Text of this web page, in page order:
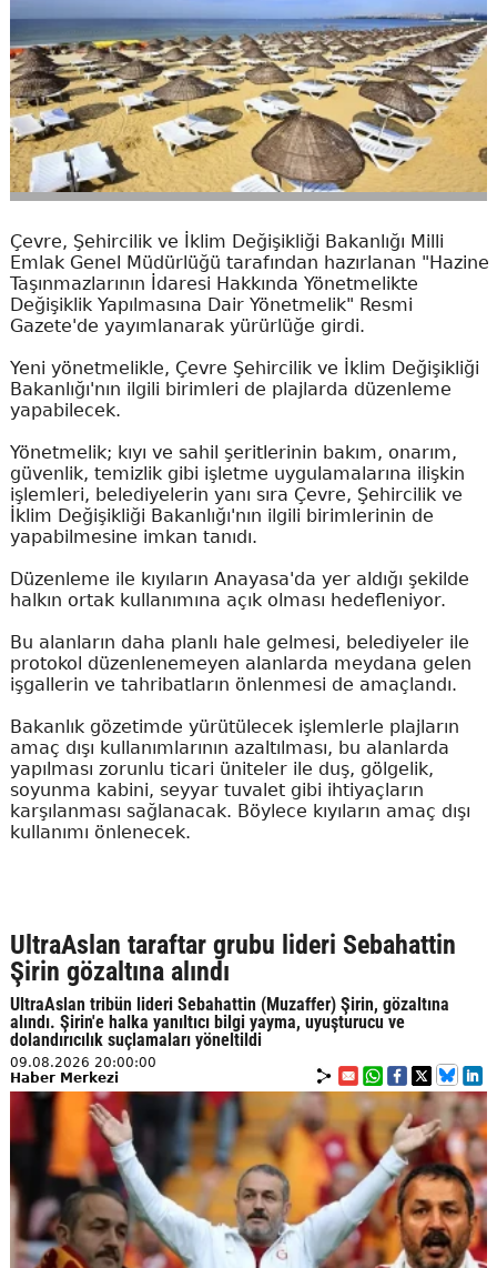
Çevre, Şehircilik ve İklim Değişikliği Bakanlığı Milli
Emlak Genel Müdürlüğü tarafından hazırlanan "Hazine
Taşınmazlarının İdaresi Hakkında Yönetmelikte
Değişiklik Yapılmasına Dair Yönetmelik" Resmi
Gazete'de yayımlanarak yürürlüğe girdi.
Yeni yönetmelikle, Çevre Şehircilik ve İklim Değişikliği
Bakanlığı'nın ilgili birimleri de plajlarda düzenleme
yapabilecek.
Yönetmelik; kıyı ve sahil şeritlerinin bakım, onarım,
güvenlik, temizlik gibi işletme uygulamalarına ilişkin
işlemleri, belediyelerin yanı sıra Çevre, Şehircilik ve
İklim Değişikliği Bakanlığı'nın ilgili birimlerinin de
yapabilmesine imkan tanıdı.
Düzenleme ile kıyıların Anayasa'da yer aldığı şekilde
halkın ortak kullanımına açık olması hedefleniyor.
Bu alanların daha planlı hale gelmesi, belediyeler ile
protokol düzenlenemeyen alanlarda meydana gelen
işgallerin ve tahribatların önlenmesi de amaçlandı.
Bakanlık gözetimde yürütülecek işlemlerle plajların
amaç dışı kullanımlarının azaltılması, bu alanlarda
yapılması zorunlu ticari üniteler ile duş, gölgelik,
soyunma kabini, seyyar tuvalet gibi ihtiyaçların
karşılanması sağlanacak. Böylece kıyıların amaç dışı
kullanımı önlenecek.
UltraAslan taraftar grubu lideri Sebahattin
Şirin gözaltına alındı
UltraAslan tribün lideri Sebahattin (Muzaffer) Şirin, gözaltına
alındı. Şirin'e halka yanıltıcı bilgi yayma, uyuşturucu ve
dolandırıcılık suçlamaları yöneltildi
09.08.2026 20:00:00
Haber Merkezi